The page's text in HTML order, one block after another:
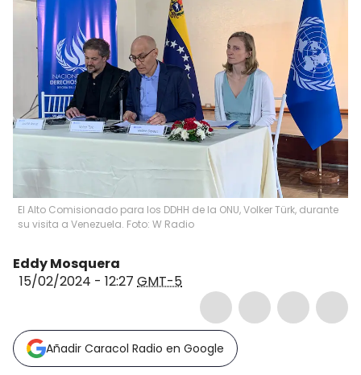
El Alto Comisionado para los DDHH de la ONU, Volker Türk, durante
su visita a Venezuela. Foto: W Radio
Eddy Mosquera
15/02/2024 - 12:27 GMT-5
Añadir Caracol Radio en Google